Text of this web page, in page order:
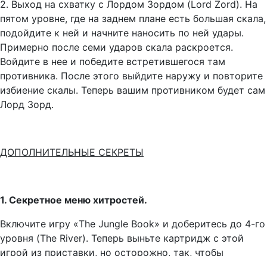
2. Выход на схватку с Лордом Зордом (Lord Zord). На
пятом уровне, где на заднем плане есть большая скала,
подойдите к ней и начните наносить по ней удары.
Примерно после семи ударов скала раскроется.
Войдите в нее и победите встретившегося там
противника. После этого выйдите наружу и повторите
избиение скалы. Теперь вашим противником будет сам
Лорд Зорд.
ДОПОЛНИТЕЛЬНЫЕ СЕКРЕТЫ
1. Секретное меню хитростей.
Включите игру «The Jungle Book» и доберитесь до 4-го
уровня (The River). Теперь выньте картридж с этой
игрой из приставки, но осторожно, так, чтобы